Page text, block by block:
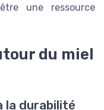
une ressource
du miel
la durabilité